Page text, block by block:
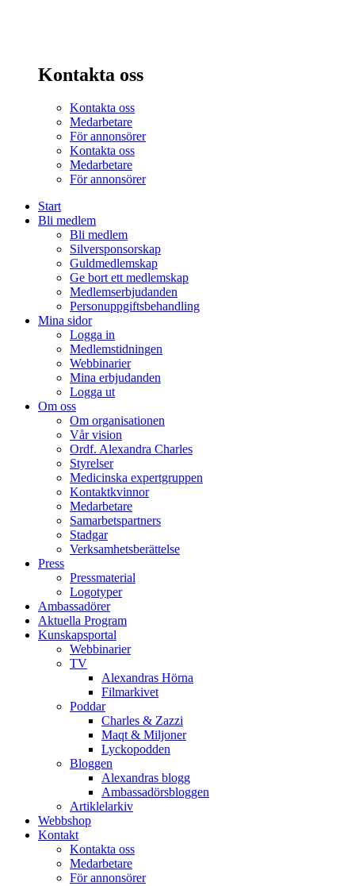
Kontakta oss
Kontakta oss
Medarbetare
För annonsörer
Kontakta oss
Medarbetare
För annonsörer
Start
Bli medlem
Bli medlem
Silversponsorskap
Guldmedlemskap
Ge bort ett medlemskap
Medlemserbjudanden
Personuppgiftsbehandling
Mina sidor
Logga in
Medlemstidningen
Webbinarier
Mina erbjudanden
Logga ut
Om oss
Om organisationen
Vår vision
Ordf. Alexandra Charles
Styrelser
Medicinska expertgruppen
Kontaktkvinnor
Medarbetare
Samarbetspartners
Stadgar
Verksamhetsberättelse
Press
Pressmaterial
Logotyper
Ambassadörer
Aktuella Program
Kunskapsportal
Webbinarier
TV
Alexandras Hörna
Filmarkivet
Poddar
Charles & Zazzi
Maqt & Miljoner
Lyckopodden
Bloggen
Alexandras blogg
Ambassadörsbloggen
Artiklelarkiv
Webbshop
Kontakt
Kontakta oss
Medarbetare
För annonsörer